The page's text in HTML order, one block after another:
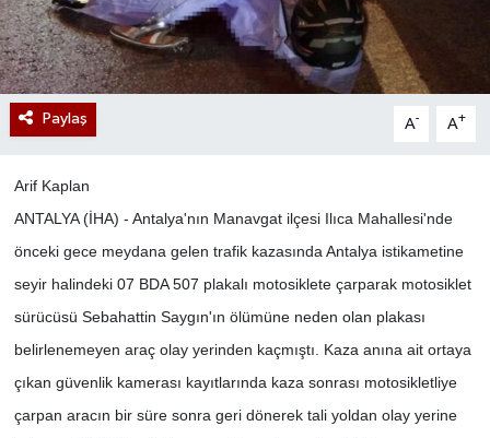
Paylaş A- A+
Arif Kaplan
ANTALYA (İHA) - Antalya'nın Manavgat ilçesi Ilıca Mahallesi'nde
önceki gece meydana gelen trafik kazasında Antalya istikametine
seyir halindeki 07 BDA 507 plakalı motosiklete çarparak motosiklet
sürücüsü Sebahattin Saygın'ın ölümüne neden olan plakası
belirlenemeyen araç olay yerinden kaçmıştı. Kaza anına ait ortaya
çıkan güvenlik kamerası kayıtlarında kaza sonrası motosikletliye
çarpan aracın bir süre sonra geri dönerek tali yoldan olay yerine